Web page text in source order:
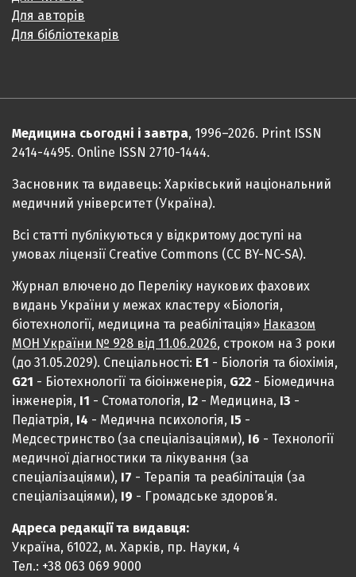
Для авторів
Для бібліотекарів
Медицина сьогодні і завтра, 1996–2026. Print ISSN
2414-4495. Online ISSN 2710-1444.
Засновник та видавець: Харківський національний
медичний університет (Україна).
Всі статті публікуються у відкритому доступі на
умовах ліцензії Creative Commons (CC BY-NC-SA).
Журнал влючено до Переліку наукових фахових
видань України у межах кластеру «Біологія,
біотехнології, медицина та реабілітація» Наказом
МОН України № 928 від 11.06.2026, строком на 3 роки
(до 31.05.2029). Спеціальності: Е1 - Біологія та біохімія,
G21 - Біотехнології та біоінженерія, G22 - Біомедична
інженерія, I1 - Стоматологія, I2 - Медицина, IЗ -
Педіатрія, I4 - Медична психологія, I5 -
Медсестринство (за спеціалізаціями), I6 - Технології
медичної діагностики та лікування (за
спеціалізаціями), I7 - Терапія та реабілітація (за
спеціалізаціями), I9 - Громадське здоров’я.
Адреса редакції та видавця:
Україна, 61022, м. Харків, пр. Науки, 4
Тел.: +38 063 069 9000